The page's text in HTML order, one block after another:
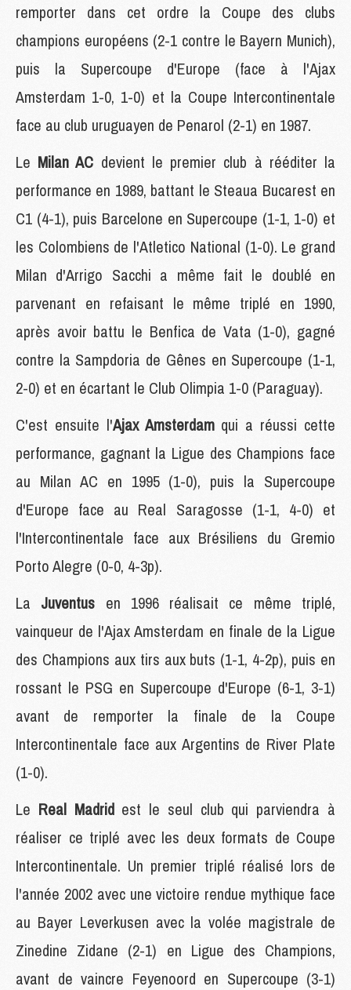
remporter dans cet ordre la Coupe des clubs
champions européens (2-1 contre le Bayern Munich),
puis la Supercoupe d'Europe (face à l'Ajax
Amsterdam 1-0, 1-0) et la Coupe Intercontinentale
face au club uruguayen de Penarol (2-1) en 1987.
Le Milan AC devient le premier club à rééditer la
performance en 1989, battant le Steaua Bucarest en
C1 (4-1), puis Barcelone en Supercoupe (1-1, 1-0) et
les Colombiens de l'Atletico National (1-0). Le grand
Milan d'Arrigo Sacchi a même fait le doublé en
parvenant en refaisant le même triplé en 1990,
après avoir battu le Benfica de Vata (1-0), gagné
contre la Sampdoria de Gênes en Supercoupe (1-1,
2-0) et en écartant le Club Olimpia 1-0 (Paraguay).
C'est ensuite l'Ajax Amsterdam qui a réussi cette
performance, gagnant la Ligue des Champions face
au Milan AC en 1995 (1-0), puis la Supercoupe
d'Europe face au Real Saragosse (1-1, 4-0) et
l'Intercontinentale face aux Brésiliens du Gremio
Porto Alegre (0-0, 4-3p).
La Juventus en 1996 réalisait ce même triplé,
vainqueur de l'Ajax Amsterdam en finale de la Ligue
des Champions aux tirs aux buts (1-1, 4-2p), puis en
rossant le PSG en Supercoupe d'Europe (6-1, 3-1)
avant de remporter la finale de la Coupe
Intercontinentale face aux Argentins de River Plate
(1-0).
Le Real Madridest le seul club qui parviendra à
réaliser ce triplé avec les deux formats de Coupe
Intercontinentale. Un premier triplé réalisé lors de
l'année 2002 avec une victoire rendue mythique face
au Bayer Leverkusen avec la volée magistrale de
Zinedine Zidane (2-1) en Ligue des Champions,
avant de vaincre Feyenoord en Supercoupe (3-1)